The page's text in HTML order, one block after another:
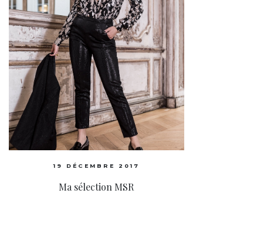
19 DÉCEMBRE 2017
Ma sélection MSR